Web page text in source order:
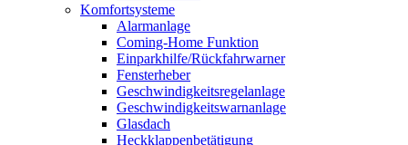
Komfortsysteme
Alarmanlage
Coming-Home Funktion
Einparkhilfe/Rückfahrwarner
Fensterheber
Geschwindigkeitsregelanlage
Geschwindigkeitswarnanlage
Glasdach
Heckklappenbetätigung